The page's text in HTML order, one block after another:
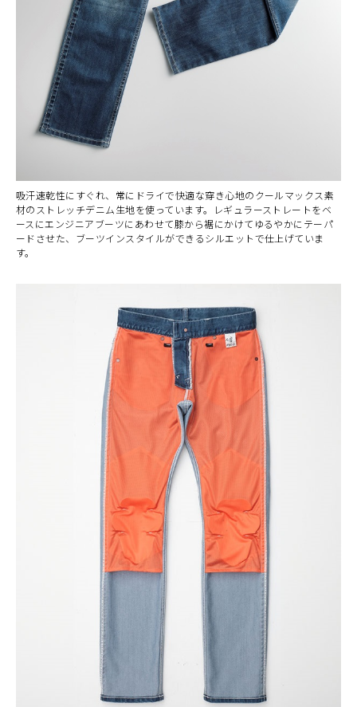
吸汗速乾性にすぐれ、常にドライで快適な穿き心地のクールマックス素
材のストレッチデニム生地を使っています。レギュラーストレートをベ
ースにエンジニアブーツにあわせて膝から裾にかけてゆるやかにテーパ
ードさせた、ブーツインスタイルができるシルエットで仕上げていま
す。